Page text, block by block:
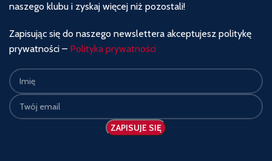
naszego klubu i zyskaj więcej niż pozostali!
Zapisując się do naszego newslettera akceptujesz politykę
prywatności – Polityka prywatności